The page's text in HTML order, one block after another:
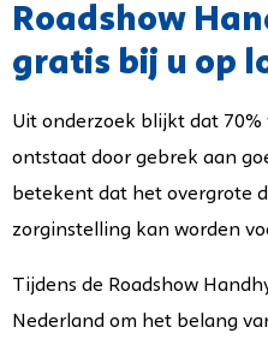
Roadshow
gratis bij u op
Uit onderzoek blijkt dat
ontstaat door gebrek aan
betekent dat het overgrote
zorginstelling kan worden
Tijdens de Roadshow
Nederland om het belang